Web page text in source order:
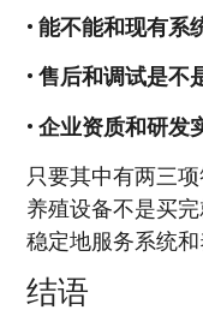
• 能不能和现有系
• 售后和调试是不
• 企业资质和研发
只要其中有两三
养殖设备不是买
稳定地服务系统和
结语